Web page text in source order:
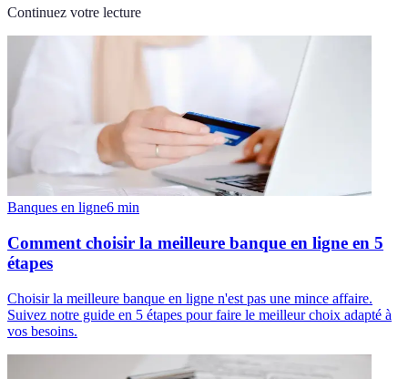
Continuez votre lecture
Banques en ligne6 min
Comment choisir la meilleure banque en ligne en 5
étapes
Choisir la meilleure banque en ligne n'est pas une mince affaire.
Suivez notre guide en 5 étapes pour faire le meilleur choix adapté à
vos besoins.